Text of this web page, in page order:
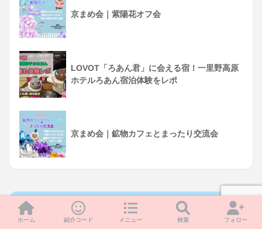
京まめ会｜紫陽花オフ会
LOVOT「ろあん君」に会える宿！一里野高原
ホテルろあん宿泊体験をレポ
京まめ会｜鉱物カフェとまったり交流会
くみちるTwitter
Tweets by 8O9ELDUOAA5jHNB
ホーム 紹介コード メニュー 検索 フォロー